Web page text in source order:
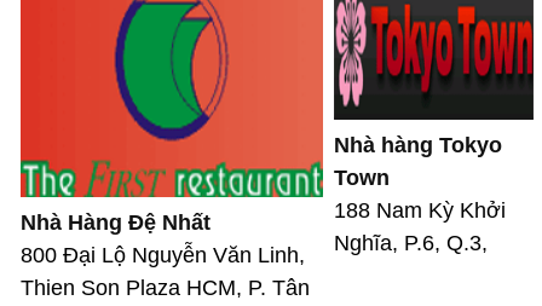
Nhà Hàng Đệ Nhất
800 Đại Lộ Nguyễn Văn Linh,
Thien Son Plaza HCM, P. Tân
Nhà hàng Tokyo
Town
188 Nam Kỳ Khởi
Nghĩa, P.6, Q.3,